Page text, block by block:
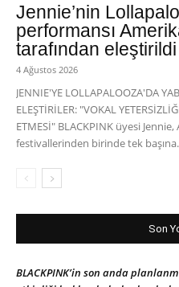
Jennie’nin
performansı
tarafından eleştirildi
4 Ağustos 2026
JENNIE'YE LOLLAPALOOZA'DA
ELEŞTİRİLER: "VOKAL
ETMESİ" BLACKPINK üyesi
festivallerinden birinde tek
Son
BLACKPINK’in son anda